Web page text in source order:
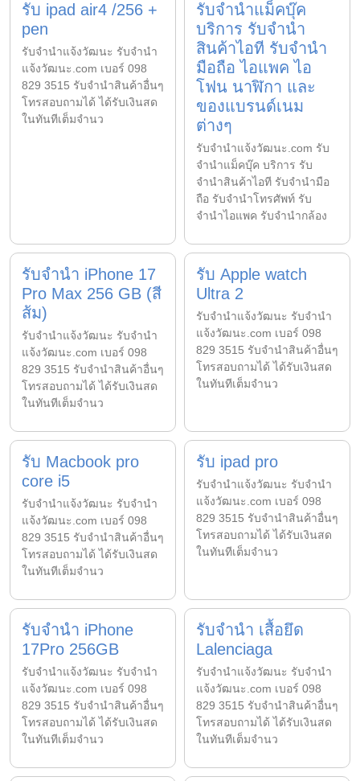
รับ ipad air4 /256 +
pen
รับจํานําแจ้งวัฒนะ รับจํานํา
แจ้งวัฒนะ.com เบอร์ 098
829 3515 รับจำนำสินค้าอื่นๆ
โทรสอบถามได้ ได้รับเงินสด
ในทันทีเต็มจำนว
รับจำนำแม็คบุ๊ค
บริการ รับจำนำ
สินค้าไอที รับจำนำ
มือถือ ไอแพค ไอ
โฟน นาฬิกา และ
ของแบรนด์เนม
ต่างๆ
รับจํานําแจ้งวัฒนะ.com รับ
จำนำแม็คบุ๊ค บริการ รับ
จำนำสินค้าไอที รับจำนำมือ
ถือ รับจำนำโทรศัพท์ รับ
จำนำไอแพค รับจำนำกล้อง
รับจำนำ iPhone 17
Pro Max 256 GB (สี
ส้ม)
รับจํานําแจ้งวัฒนะ รับจํานํา
แจ้งวัฒนะ.com เบอร์ 098
829 3515 รับจำนำสินค้าอื่นๆ
โทรสอบถามได้ ได้รับเงินสด
ในทันทีเต็มจำนว
รับ Apple watch
Ultra 2
รับจํานําแจ้งวัฒนะ รับจํานํา
แจ้งวัฒนะ.com เบอร์ 098
829 3515 รับจำนำสินค้าอื่นๆ
โทรสอบถามได้ ได้รับเงินสด
ในทันทีเต็มจำนว
รับ Macbook pro
core i5
รับจํานําแจ้งวัฒนะ รับจํานํา
แจ้งวัฒนะ.com เบอร์ 098
829 3515 รับจำนำสินค้าอื่นๆ
โทรสอบถามได้ ได้รับเงินสด
ในทันทีเต็มจำนว
รับ ipad pro
รับจํานําแจ้งวัฒนะ รับจํานํา
แจ้งวัฒนะ.com เบอร์ 098
829 3515 รับจำนำสินค้าอื่นๆ
โทรสอบถามได้ ได้รับเงินสด
ในทันทีเต็มจำนว
รับจำนำ iPhone
17Pro 256GB
รับจํานําแจ้งวัฒนะ รับจํานํา
แจ้งวัฒนะ.com เบอร์ 098
829 3515 รับจำนำสินค้าอื่นๆ
โทรสอบถามได้ ได้รับเงินสด
ในทันทีเต็มจำนว
รับจำนำ เสื้อยึด
Lalenciaga
รับจํานําแจ้งวัฒนะ รับจํานํา
แจ้งวัฒนะ.com เบอร์ 098
829 3515 รับจำนำสินค้าอื่นๆ
โทรสอบถามได้ ได้รับเงินสด
ในทันทีเต็มจำนว